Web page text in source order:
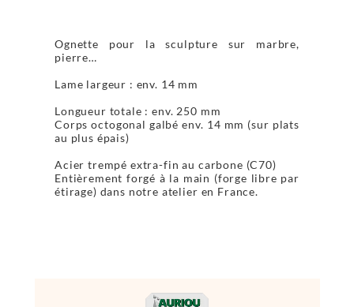
Ognette pour la sculpture sur marbre,
pierre…
Lame largeur : env. 14 mm
Longueur totale : env. 250 mm
Corps octogonal galbé env. 14 mm (sur plats
au plus épais)
Acier trempé extra-fin au carbone (C70)
Entièrement forgé à la main (forge libre par
étirage) dans notre atelier en France.